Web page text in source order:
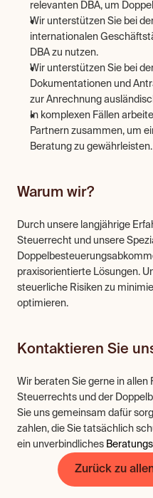
relevanten DBA, um
Wir unterstützen Sie bei
internationalen
DBA zu nutzen.
Wir unterstützen Sie bei
Dokumentationen und
zur Anrechnung
In komplexen Fällen
Partnern zusammen, um
Beratung zu gewährleisten.
Warum wir?
Durch unsere langjährige
Steuerrecht und unsere
praxisorientierte Lösungen.
steuerliche Risiken zu
optimieren.
Kontaktieren Sie
Wir beraten Sie gerne in
Steuerrechts und der
Sie uns gemeinsam dafür
zahlen, die Sie tatsächlich
ein unverbindliches
Zurück zu